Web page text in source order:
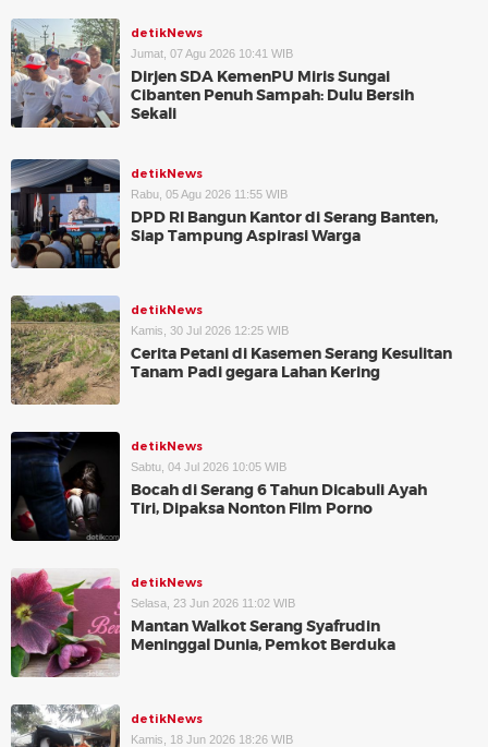
detikNews
Jumat, 07 Agu 2026 10:41 WIB
Dirjen SDA KemenPU Miris Sungai
Cibanten Penuh Sampah: Dulu Bersih
Sekali
detikNews
Rabu, 05 Agu 2026 11:55 WIB
DPD RI Bangun Kantor di Serang Banten,
Siap Tampung Aspirasi Warga
detikNews
Kamis, 30 Jul 2026 12:25 WIB
Cerita Petani di Kasemen Serang Kesulitan
Tanam Padi gegara Lahan Kering
detikNews
Sabtu, 04 Jul 2026 10:05 WIB
Bocah di Serang 6 Tahun Dicabuli Ayah
Tiri, Dipaksa Nonton Film Porno
detikNews
Selasa, 23 Jun 2026 11:02 WIB
Mantan Walkot Serang Syafrudin
Meninggal Dunia, Pemkot Berduka
detikNews
Kamis, 18 Jun 2026 18:26 WIB